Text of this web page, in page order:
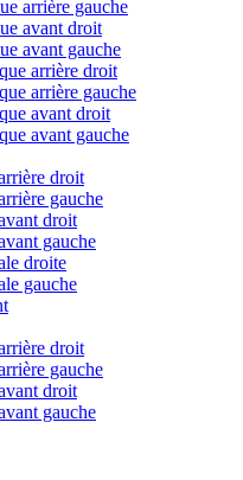
arrière gauche
avant droit
avant gauche
arrière droit
arrière gauche
avant droit
avant gauche
droit
gauche
droit
gauche
droite
gauche
droit
gauche
droit
gauche